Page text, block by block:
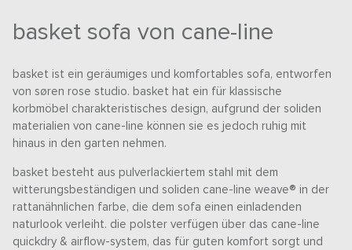
basket sofa von cane-line
basket ist ein geräumiges und komfortables sofa, entworfen
von søren rose studio. basket hat ein für klassische
korbmöbel charakteristisches design, aufgrund der soliden
materialien von cane-line können sie es jedoch ruhig mit
hinaus in den garten nehmen.
basket besteht aus pulverlackiertem stahl mit dem
witterungsbeständigen und soliden cane-line weave® in der
rattanähnlichen farbe, die dem sofa einen einladenden
naturlook verleiht. die polster verfügen über das cane-line
quickdry & airflow-system, das für guten komfort sorgt und